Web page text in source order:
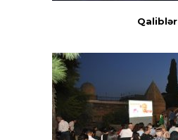
Qaliblər